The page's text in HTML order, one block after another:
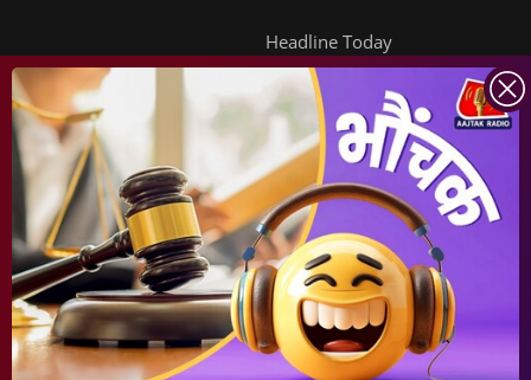
Headline Today
INDIA TODAY DAILYO ICHOWK ARCHIVE
DOWNLOAD APP
FOLLOW US ON